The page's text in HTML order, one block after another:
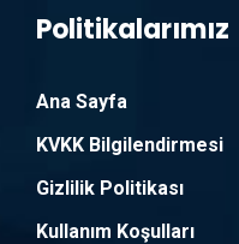
Politikalarımız
Ana Sayfa
KVKK Bilgilendirmesi
Gizlilik Politikası
Kullanım Koşulları